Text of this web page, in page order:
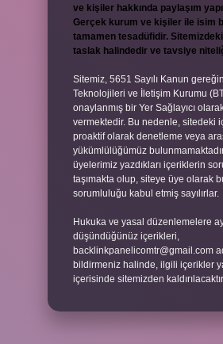
ve kişiler hakkında paylaşım
Gerçek kurum ve kişiler ile isim
tamamen tesadüfidir.
taslak halindedir ve tavsiye
Sitemiz, 5651 Sayılı Kanun
Teknolojileri ve İletişim Kurumu
onaylanmış bir Yer Sağlayıcı
vermektedir. Bu nedenle, sitedeki
proaktif olarak denetleme veya
yükümlülüğümüz
üyelerimiz yazdıkları içeriklerin
taşımakta olup, siteye üye olarak
sorumluluğu kabul etmiş sayılırlar.
Hukuka ve yasal düzenlemelere
düşündüğünüz içerikleri,
backlinkpanelicomtr@gmail.com
bildirmeniz halinde, ilgili içerikler
içerisinde sitemizden